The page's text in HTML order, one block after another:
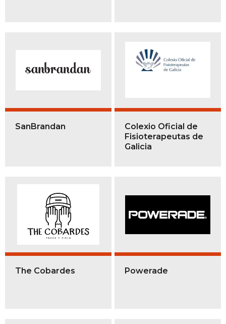
SanBrandan
Colexio Oficial de
Fisioterapeutas de
Galicia
The Cobardes Powerade